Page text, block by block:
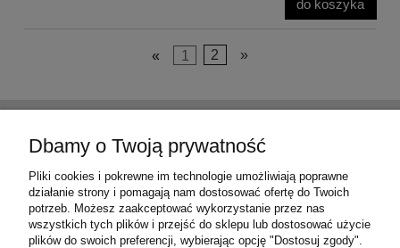
do koszyka
« 1 2 »
Moje konto
Płatności i dostawa
Dbamy o Twoją prywatność
Pliki cookies i pokrewne im technologie umożliwiają poprawne
działanie strony i pomagają nam dostosować ofertę do Twoich
potrzeb. Możesz zaakceptować wykorzystanie przez nas
wszystkich tych plików i przejść do sklepu lub dostosować użycie
plików do swoich preferencji, wybierając opcję "Dostosuj zgody".